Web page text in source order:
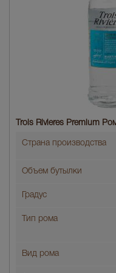
Trois Rivieres Premium
Страна производства
Объем бутылки
Градус
Тип рома
Вид рома